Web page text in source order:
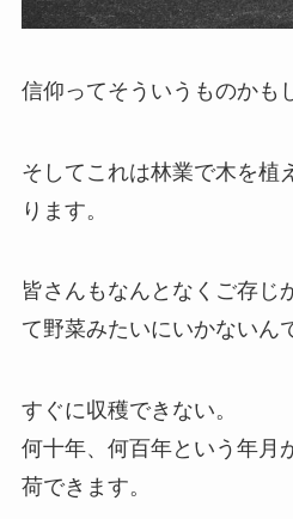
信仰ってそういうものかも
そしてこれは林業で木を植
ります。
皆さんもなんとなくご存じ
て野菜みたいにいかないん
すぐに収穫できない。
何十年、何百年という年月
荷できます。